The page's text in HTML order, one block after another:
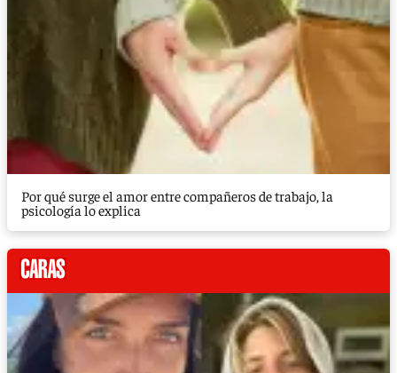
Por qué surge el amor entre compañeros de trabajo, la
psicología lo explica